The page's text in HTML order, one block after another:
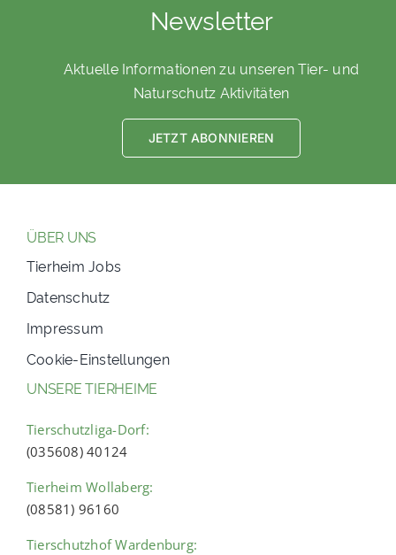
Newsletter
Aktuelle Informationen zu unseren Tier- und
Naturschutz Aktivitäten
JETZT ABONNIEREN
ÜBER UNS
Tierheim Jobs
Datenschutz
Impressum
Cookie-Einstellungen
UNSERE TIERHEIME
Tierschutzliga-Dorf:
(035608) 40124
Tierheim Wollaberg:
(08581) 96160
Tierschutzhof Wardenburg: